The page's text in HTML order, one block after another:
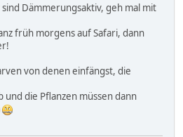
Dämmerungsaktiv, geh mal mit
früh morgens auf Safari, dann
von denen einfängst, die
und die Pflanzen müssen dann